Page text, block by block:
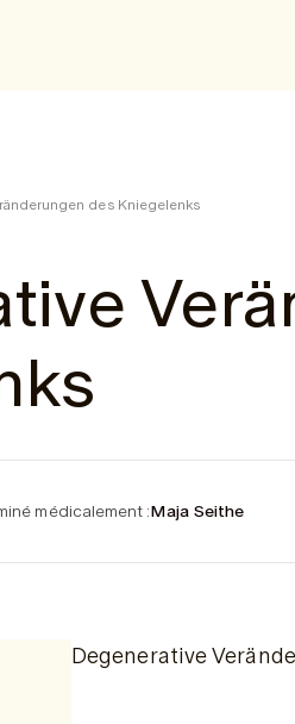
des Kniegelenks
médicalement :Maja Seithe
Degenerative